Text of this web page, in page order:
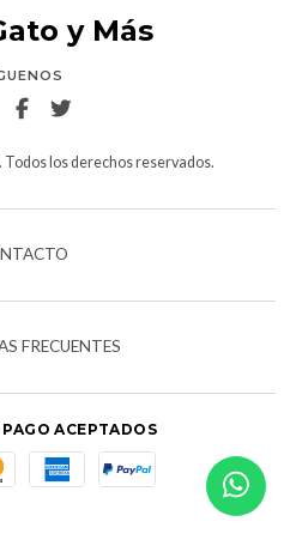
y Más
Todos los derechos reservados.
FRECUENTES
ACEPTADOS